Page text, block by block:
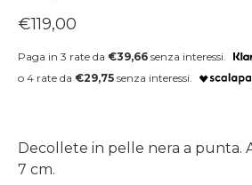
Prezzo regolare
€119,00
Paga in 3 rate da €39,66 senza interessi.
o 4 rate da €29,75 senza interessi.
Decollete in pelle nera a punta.
7 cm.